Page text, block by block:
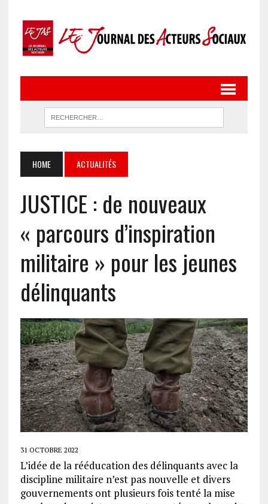
HOME ACTUALITÉS
JUSTICE : de nouveaux
« parcours d’inspiration
militaire » pour les jeunes
délinquants
31 OCTOBRE 2022
L’idée de la rééducation des délinquants avec la
discipline militaire n’est pas nouvelle et divers
gouvernements ont plusieurs fois tenté la mise